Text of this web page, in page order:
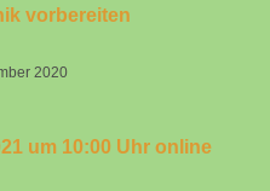
vorbereiten
2020
um 10:00 Uhr online